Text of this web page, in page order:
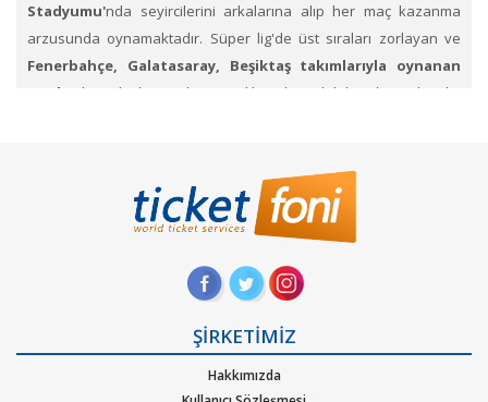
Stadyumu'nda seyircilerini arkalarına alıp her maç kazanma
arzusunda oynamaktadır. Süper lig'de üst sıraları zorlayan ve
Fenerbahçe, Galatasaray, Beşiktaş takımlarıyla oynanan
maçlar
da rakiplerine karşı galibiyetler alabilen bir takımdır.
huzur dolu doğal ortamında da yer ayırtın.
.Takımının hedeflerine ulaşması için taraftarlarına ihtiyaçları
vardır. Alanya Oba stadyumunda Alanyaspor’u izleme fırsatını
Süper Lig biletleri Ticketfoni'de mevcut.
Biletlerinize alıcı bulmak için listeleyebileceğiniz
nü de kullanabilirsiniz.
Ticketfoni üzerinden online maç bileti nasıl satın alınır?
ŞİRKETİMİZ
Hakkımızda